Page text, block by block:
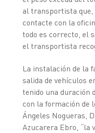
al transportista que,
contacte con la
todo es correcto, el
el transportista
La instalación de la
salida de vehículos
tenido una duración
con la formación de
Ángeles Nogueras,
Azucarera Ebro, “la